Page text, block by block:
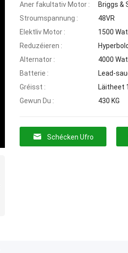
Aner fakultativ Motor :
Briggs &
Stroumspannung :
48VR
Elektliv Motor :
1500
Reduzéieren :
Alternator :
4000
Batterie :
Lead-
Gréisst :
Läitheet
Gewun Du :
430 KG
Schécken Ufro